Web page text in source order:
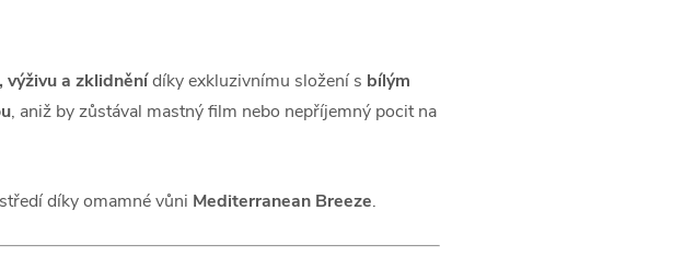
a zklidněnídíky exkluzivnímu složení s bílým
, aniž by zůstával mastný film nebo nepříjemný pocit na
díky omamné vůni Mediterranean Breeze.